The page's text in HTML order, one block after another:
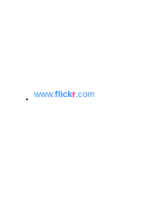
www.flickr.com